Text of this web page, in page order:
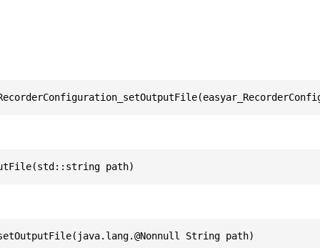
path)
String path)